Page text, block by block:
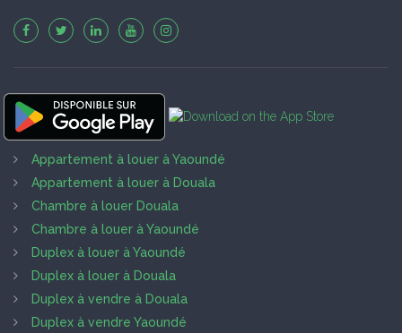
Appartement à louer à Yaoundé
Appartement à louer à Douala
Chambre à louer Douala
Chambre à louer à Yaoundé
Duplex à louer à Yaoundé
Duplex à louer à Douala
Duplex à vendre à Douala
Duplex à vendre Yaoundé